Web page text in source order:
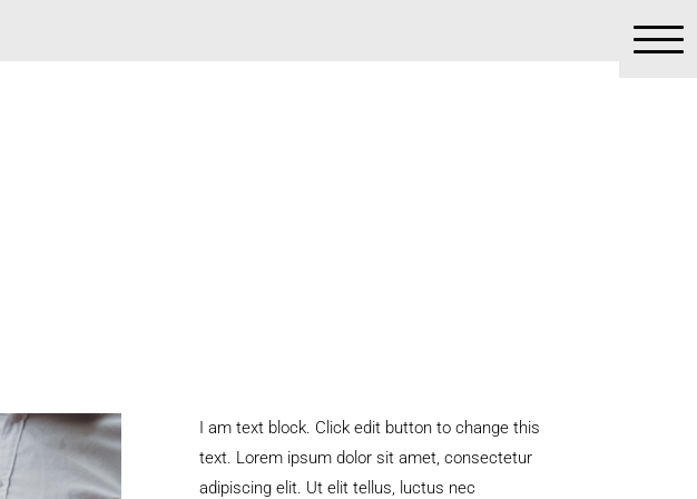
I am text block. Click edit button to change this
text. Lorem ipsum dolor sit amet, consectetur
adipiscing elit. Ut elit tellus, luctus nec